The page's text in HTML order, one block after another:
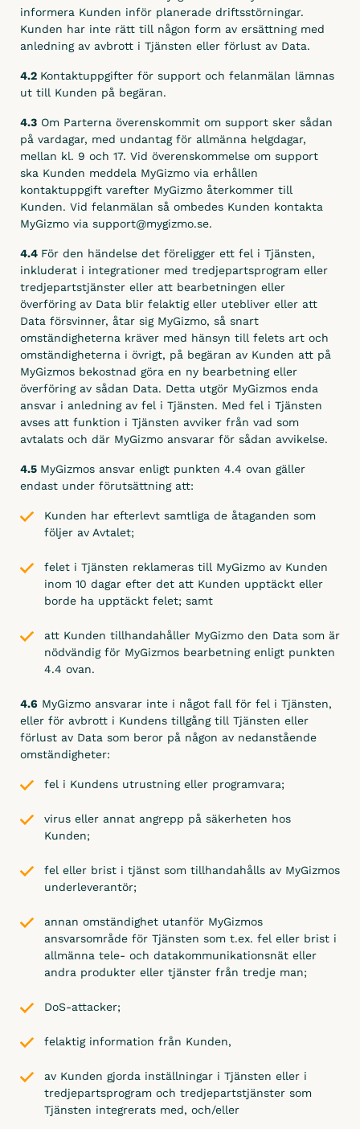
informera Kunden inför planerade driftsstörningar.
Kunden har inte rätt till någon form av ersättning med
anledning av avbrott i Tjänsten eller förlust av Data.
4.2 Kontaktuppgifter för support och felanmälan lämnas
ut till Kunden på begäran.
4.3 Om Parterna överenskommit om support sker sådan
på vardagar, med undantag för allmänna helgdagar,
mellan kl. 9 och 17. Vid överenskommelse om support
ska Kunden meddela MyGizmo via erhållen
kontaktuppgift varefter MyGizmo återkommer till
Kunden. Vid felanmälan så ombedes Kunden kontakta
MyGizmo via support@mygizmo.se.
4.4 För den händelse det föreligger ett fel i Tjänsten,
inkluderat i integrationer med tredjepartsprogram eller
tredjepartstjänster eller att bearbetningen eller
överföring av Data blir felaktig eller utebliver eller att
Data försvinner, åtar sig MyGizmo, så snart
omständigheterna kräver med hänsyn till felets art och
omständigheterna i övrigt, på begäran av Kunden att på
MyGizmos bekostnad göra en ny bearbetning eller
överföring av sådan Data. Detta utgör MyGizmos enda
ansvar i anledning av fel i Tjänsten. Med fel i Tjänsten
avses att funktion i Tjänsten avviker från vad som
avtalats och där MyGizmo ansvarar för sådan avvikelse.
4.5 MyGizmos ansvar enligt punkten 4.4 ovan gäller
endast under förutsättning att:
Kunden har efterlevt samtliga de åtaganden som
följer av Avtalet;
felet i Tjänsten reklameras till MyGizmo av Kunden
inom 10 dagar efter det att Kunden upptäckt eller
borde ha upptäckt felet; samt
att Kunden tillhandahåller MyGizmo den Data som är
nödvändig för MyGizmos bearbetning enligt punkten
4.4 ovan.
4.6 MyGizmo ansvarar inte i något fall för fel i Tjänsten,
eller för avbrott i Kundens tillgång till Tjänsten eller
förlust av Data som beror på någon av nedanstående
omständigheter:
fel i Kundens utrustning eller programvara;
virus eller annat angrepp på säkerheten hos
Kunden;
fel eller brist i tjänst som tillhandahålls av MyGizmos
underleverantör;
annan omständighet utanför MyGizmos
ansvarsområde för Tjänsten som t.ex. fel eller brist i
allmänna tele- och datakommunikationsnät eller
andra produkter eller tjänster från tredje man;
DoS-attacker;
felaktig information från Kunden,
av Kunden gjorda inställningar i Tjänsten eller i
tredjepartsprogram och tredjepartstjänster som
Tjänsten integrerats med, och/eller